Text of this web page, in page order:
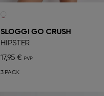
SLOGGI GO CRUSH
HIPSTER
17,95 €
3 PACK